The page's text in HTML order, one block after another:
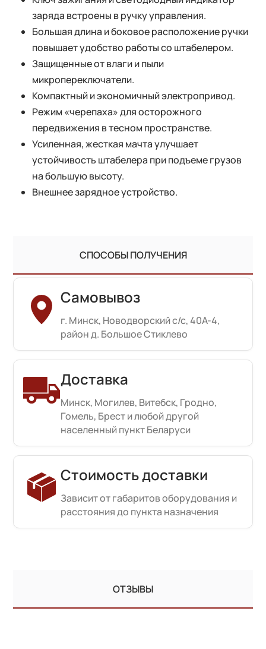
заряда встроены в ручку управления.
Большая длина и боковое расположение ручки
повышает удобство работы со штабелером.
Защищенные от влаги и пыли
микропереключатели.
Компактный и экономичный электропривод.
Режим «черепаха» для осторожного
передвижения в тесном пространстве.
Усиленная, жесткая мачта улучшает
устойчивость штабелера при подъеме грузов
на большую высоту.
Внешнее зарядное устройство.
СПОСОБЫ ПОЛУЧЕНИЯ
Самовывоз
г. Минск, Новодворский с/с, 40А-4,
район д. Большое Стиклево
Доставка
Минск, Могилев, Витебск, Гродно,
Гомель, Брест и любой другой
населенный пункт Беларуси
Стоимость доставки
Зависит от габаритов оборудования и
расстояния до пункта назначения
ОТЗЫВЫ